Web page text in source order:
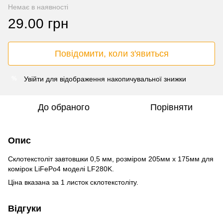
Немає в наявності
29.00 грн
Повідомити, коли з'явиться
Увійти для відображення накопичувальної знижки
До обраного Порівняти
Опис
Cклотекстоліт завтовшки 0,5 мм, розміром 205мм х 175мм для
комірок LiFePo4 моделі LF280K.
Ціна вказана за 1 листок склотекстоліту.
Відгуки